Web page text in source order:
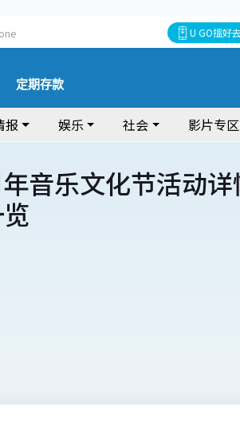
U GO搵好
定期存款
报 娱乐 社会 影片专区
音乐文化节活动